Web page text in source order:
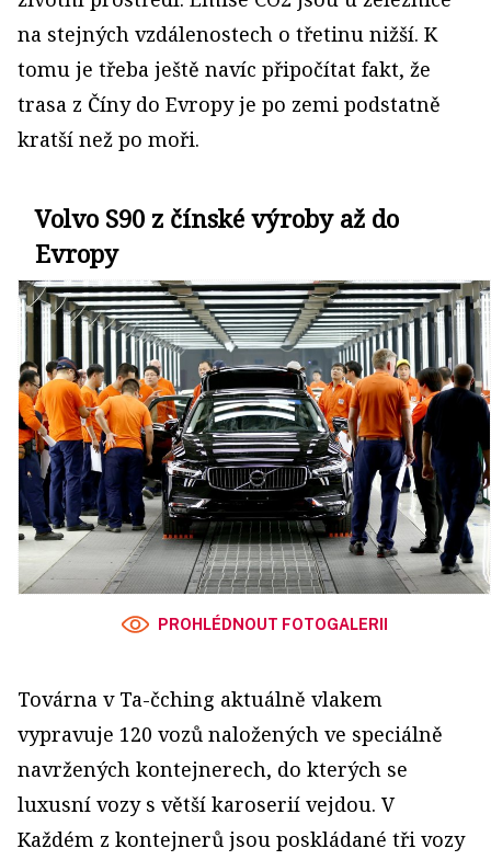
na stejných vzdálenostech o třetinu nižší. K
tomu je třeba ještě navíc připočítat fakt, že
trasa z Číny do Evropy je po zemi podstatně
kratší než po moři.
Volvo S90 z čínské výroby až do
Evropy
PROHLÉDNOUT FOTOGALERII
Továrna v Ta-čching aktuálně vlakem
vypravuje 120 vozů naložených ve speciálně
navržených kontejnerech, do kterých se
luxusní vozy s větší karoserií vejdou. V
Každém z kontejnerů jsou poskládané tři vozy